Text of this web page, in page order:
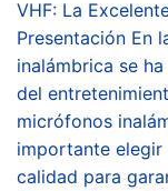
VHF: La
Presentación En
inalámbrica se
del
micrófonos
importante elegir
calidad para